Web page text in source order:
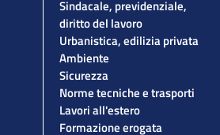
Sindacale, previdenziale,
diritto del lavoro
Urbanistica, edilizia privata
Ambiente
Sicurezza
Norme tecniche e trasporti
Lavori all'estero
Formazione erogata